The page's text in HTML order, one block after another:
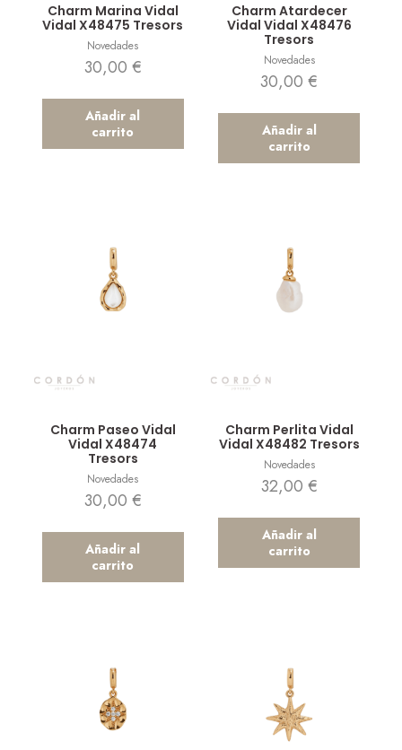
Charm Marina Vidal
Vidal X48475 Tresors
Novedades
30,00 €
Añadir al
carrito
Charm Atardecer
Vidal Vidal X48476
Tresors
Novedades
30,00€
Añadir al
carrito
Charm Paseo Vidal
Vidal X48474
Tresors
Novedades
30,00 €
Añadir al
carrito
Charm Perlita Vidal
Vidal X48482 Tresors
Novedades
32,00 €
Añadir al
carrito